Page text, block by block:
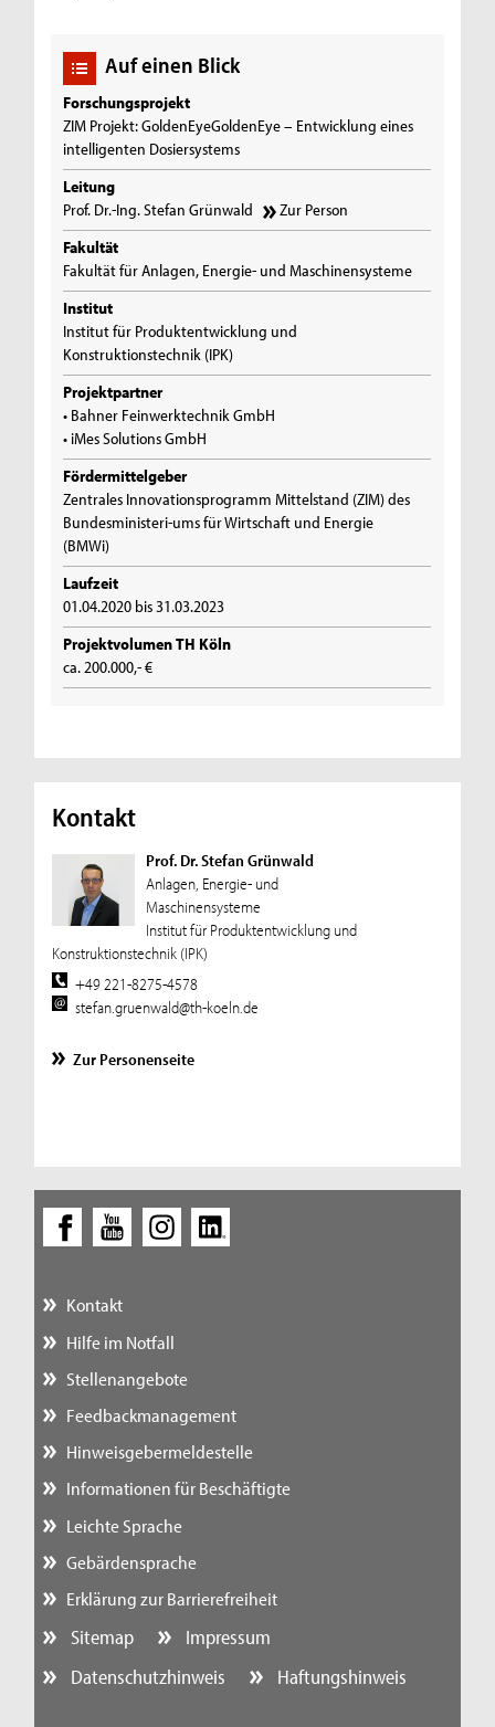
Auf einen Blick
Forschungsprojekt
ZIM Projekt: GoldenEyeGoldenEye – Entwicklung eines
intelligenten Dosiersystems
Leitung
Prof. Dr.-Ing. Stefan Grünwald
Zur Person
Fakultät
Fakultät für Anlagen, Energie- und Maschinensysteme
Institut
Institut für Produktentwicklung und
Konstruktionstechnik (IPK)
Projektpartner
• Bahner Feinwerktechnik GmbH
• iMes Solutions GmbH
Fördermittelgeber
Zentrales Innovationsprogramm Mittelstand (ZIM) des
Bundesministeri-ums für Wirtschaft und Energie
(BMWi)
Laufzeit
01.04.2020 bis 31.03.2023
Projektvolumen TH Köln
ca. 200.000,- €
Kontakt
Prof. Dr. Stefan Grünwald
Anlagen, Energie- und
Maschinensysteme
Institut für Produktentwicklung und
Konstruktionstechnik (IPK)
+49 221-8275-4578
stefan.gruenwald@th-koeln.de
Zur Personenseite
Kontakt
Hilfe im Notfall
Stellenangebote
Feedbackmanagement
Hinweisgebermeldestelle
Informationen für Beschäftigte
Leichte Sprache
Gebärdensprache
Erklärung zur Barrierefreiheit
Sitemap
Impressum
Datenschutzhinweis
Haftungshinweis